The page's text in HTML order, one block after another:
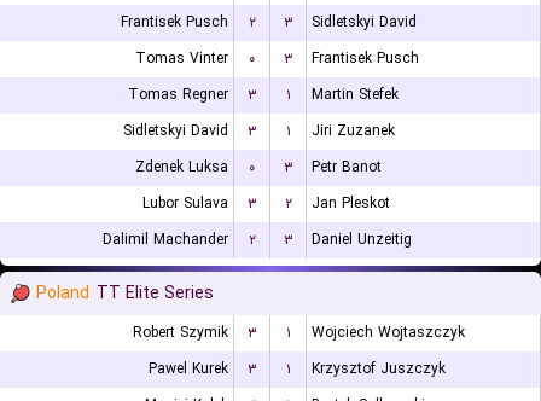
Frantisek Pusch
۲ ۳
Sidletskyi David
Tomas Vinter
۰ ۳
Frantisek Pusch
Tomas Regner
۳ ۱
Martin Stefek
Sidletskyi David
۳ ۱
Jiri Zuzanek
Zdenek Luksa
۰ ۳
Petr Banot
Lubor Sulava
۳ ۲
Jan Pleskot
Dalimil Machander
۲ ۳ Daniel Unzeitig
Poland TT Elite Series
Robert Szymik ۳ ۱
Wojciech Wojtaszczyk
Pawel Kurek
۳ ۱
Krzysztof Juszczyk